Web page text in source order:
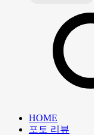
HOME
포토 리뷰